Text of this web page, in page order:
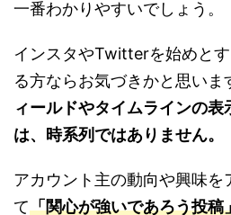
一番わかりやすいでしょう。
インスタやTwitterを始めと
る方ならお気づきかと思いま
ィールドやタイムラインの
は、時系列ではありません。
アカウント主の動向や興味を
て「関心が強いであろう投稿